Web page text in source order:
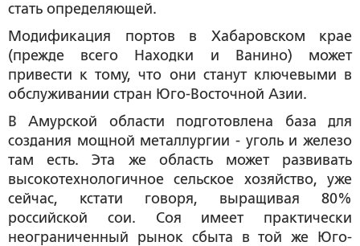
стать определяющей.
Модификация портов в Хабаровском крае
(прежде всего Находки и Ванино) может
привести к тому, что они станут ключевыми в
обслуживании стран Юго-Восточной Азии.
В Амурской области подготовлена база для
создания мощной металлургии - уголь и железо
там есть. Эта же область может развивать
высокотехнологичное сельское хозяйство, уже
сейчас, кстати говоря, выращивая 80%
российской сои. Соя имеет практически
неограниченный рынок сбыта в той же Юго-